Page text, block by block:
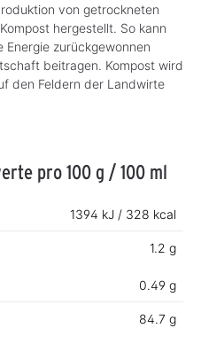
von getrockneten
hergestellt. So kann
zurückgewonnen
beitragen. Kompost wird
den Feldern der Landwirte
pro 100 g / 100 ml
1394 kJ / 328 kcal
1.2 g
0.49 g
84.7 g